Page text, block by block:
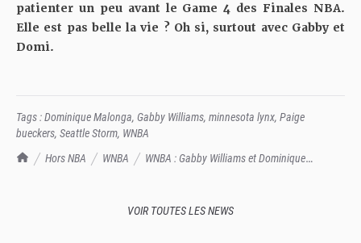
TrashTalk Actu NBA
Hors NBA WNBA
WNBA : Gabby Williams et Dominique
patienter un peu avant le Game 4 des Finales NBA.
Elle est pas belle la vie ? Oh si, surtout avec Gabby et
Domi.
Tags :Dominique Malonga, Gabby Williams, minnesota lynx, Paige
bueckers, Seattle Storm, WNBA
VOIR TOUTES LES NEWS